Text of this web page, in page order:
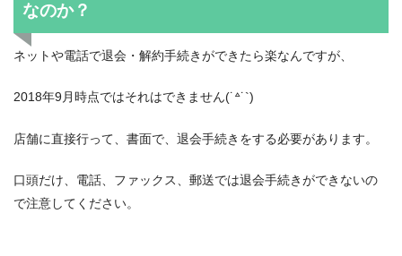
なのか？
ネットや電話で退会・解約手続きができたら楽なんですが、
2018年9月時点ではそれはできません(˙꒫˙`)
店舗に直接行って、書面で、退会手続きをする必要があります。
口頭だけ、電話、ファックス、郵送では退会手続きができないの
で注意してください。